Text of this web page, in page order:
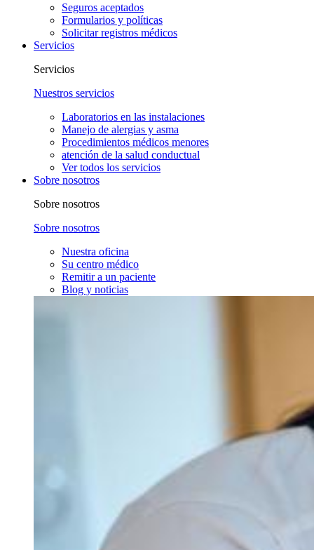
Seguros aceptados
Formularios y políticas
Solicitar registros médicos
Servicios
Servicios
Nuestros servicios
Laboratorios en las instalaciones
Manejo de alergias y asma
Procedimientos médicos menores
atención de la salud conductual
Ver todos los servicios
Sobre nosotros
Sobre nosotros
Sobre nosotros
Nuestra oficina
Su centro médico
Remitir a un paciente
Blog y noticias